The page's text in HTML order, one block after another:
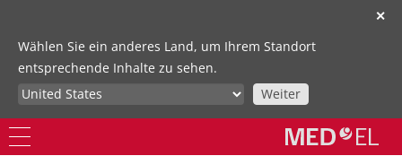
✕
Wählen Sie ein anderes Land, um Ihrem Standort
entsprechende Inhalte zu sehen.
Weiter